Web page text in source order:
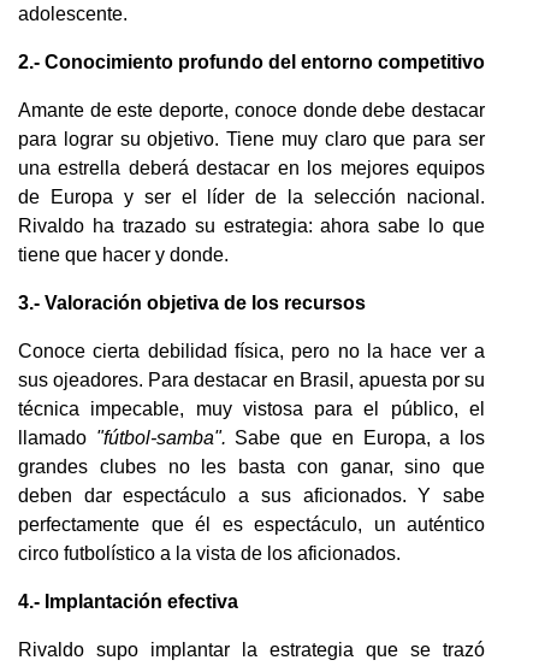
adolescente.
2.- Conocimiento profundo del entorno competitivo
Amante de este deporte, conoce donde debe destacar
para lograr su objetivo. Tiene muy claro que para ser
una estrella deberá destacar en los mejores equipos
de Europa y ser el líder de la selección nacional.
Rivaldo ha trazado su estrategia: ahora sabe lo que
tiene que hacer y donde.
3.- Valoración objetiva de los recursos
Conoce cierta debilidad física, pero no la hace ver a
sus ojeadores. Para destacar en Brasil, apuesta por su
técnica impecable, muy vistosa para el público, el
llamado "fútbol-samba". Sabe que en Europa, a los
grandes clubes no les basta con ganar, sino que
deben dar espectáculo a sus aficionados. Y sabe
perfectamente que él es espectáculo, un auténtico
circo futbolístico a la vista de los aficionados.
4.- Implantación efectiva
Rivaldo supo implantar la estrategia que se trazó